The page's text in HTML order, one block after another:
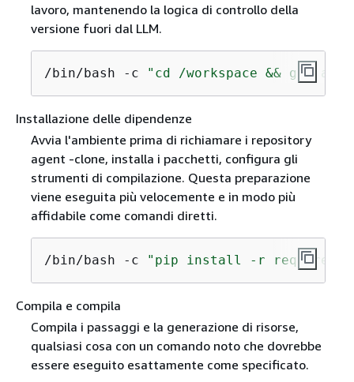
lavoro, mantenendo la logica di controllo della
versione fuori dal LLM.
/bin/bash -c "cd /workspace && git
Installazione delle dipendenze
Avvia l'ambiente prima di richiamare i repository
agent -clone, installa i pacchetti, configura gli
strumenti di compilazione. Questa preparazione
viene eseguita più velocemente e in modo più
affidabile come comandi diretti.
/bin/bash -c "pip install -r
Compila e compila
Compila i passaggi e la generazione di risorse,
qualsiasi cosa con un comando noto che dovrebbe
essere eseguito esattamente come specificato.